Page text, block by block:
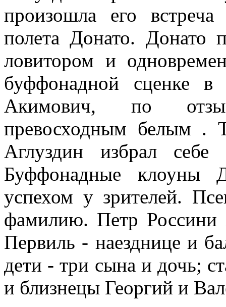
произошла его
полета Донато. Донато
ловитором и
буффонадной сценке в
Акимович, по
превосходным белым .
Аглуздин избрал
Буффонадные клоуны
успехом у зрителей.
фамилию. Петр Россини
Первиль - наезднице и
дети - три сына и дочь;
и близнецы Георгий и